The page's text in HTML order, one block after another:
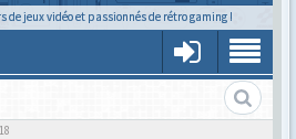
de jeux vidéo et passionnés de rétro gaming !
cartoucheuses !